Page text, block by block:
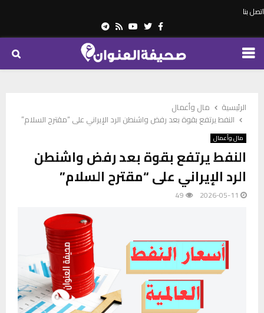
اتصل بنا
Facebook
Twitter
Youtube
Rss
Telegram
PRIMARY
الرئيسية
مال وأعمال
النفط يرتفع بقوة بعد رفض واشنطن الرد الإيراني على “مقترح السلام”
مال وأعمال
النفط يرتفع بقوة بعد رفض واشنطن
الرد الإيراني على “مقترح السلام”
2026-05-11
49